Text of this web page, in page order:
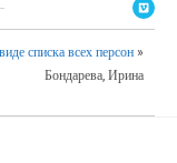
списка всех персон »
Бондарева, Ирина